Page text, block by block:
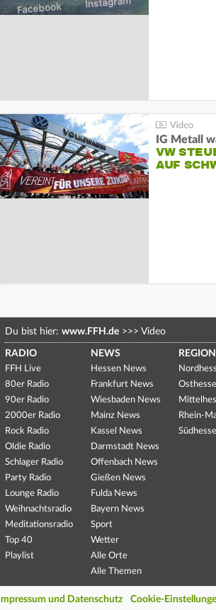
IG Metall
VW
AUF
Du bist hier: www.FFH.de >>> Video
RADIO
FFH Live
80er Radio
90er Radio
2000er Radio
Rock Radio
Oldie Radio
Schlager Radio
Party Radio
Lounge Radio
Weihnachtsradio
Meditationsradio
Top 40
Playlist
NEWS
Hessen News
Frankfurt News
Wiesbaden News
Mainz News
Kassel News
Darmstadt News
Offenbach News
Gießen News
Fulda News
Bayern News
Sport
Wetter
Alle Orte
Alle Themen
Rhein-
Impressum und Datenschutz Cookie-